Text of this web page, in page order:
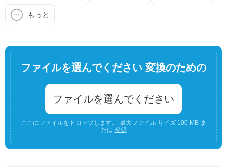
もっと
ファイルを選んでください 変換のための
ファイルを選んでください
ここにファイルをドロップします。 最大ファイル サイズ 100 MB ま
たは 登録